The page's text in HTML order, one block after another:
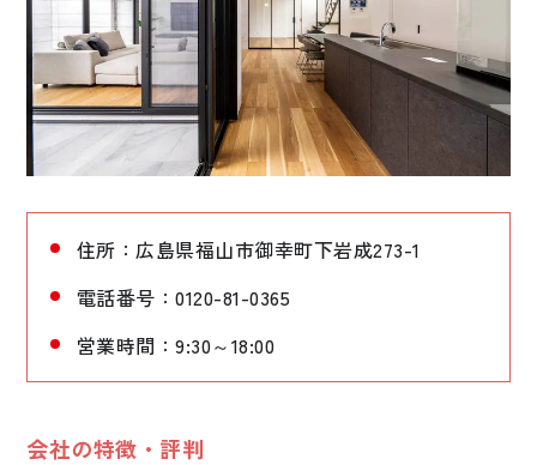
住所：広島県福山市御幸町下岩成273-1
電話番号：0120-81-0365
営業時間：9:30～18:00
会社の特徴・評判